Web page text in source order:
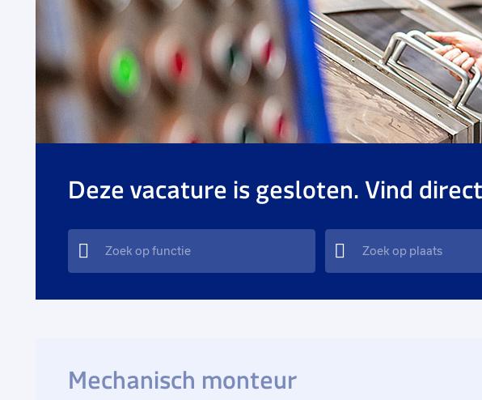
Deze vacature is gesloten. Vind
Mechanisch monteur